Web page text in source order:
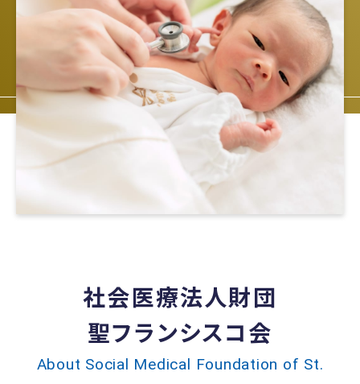
社会医療法人財団
聖フランシスコ会
About Social Medical Foundation of St.